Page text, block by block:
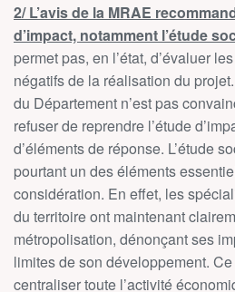
2/ L’avis de la MRAE
d’impact, notamment l’étude
permet pas, en l’état, d’évaluer
négatifs de la réalisation du
du Département n’est pas
refuser de reprendre l’étude
d’éléments de réponse. L’étude
pourtant un des éléments
considération. En effet, les
du territoire ont maintenant
métropolisation, dénonçant ses
limites de son développement.
centraliser toute l’activité